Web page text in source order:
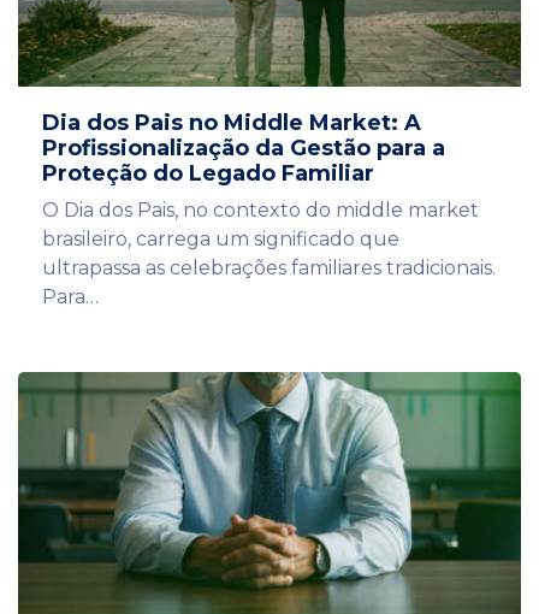
Dia dos Pais no Middle Market: A
Profissionalização da Gestão para a
Proteção do Legado Familiar
O Dia dos Pais, no contexto do middle market
brasileiro, carrega um significado que
ultrapassa as celebrações familiares tradicionais.
Para…